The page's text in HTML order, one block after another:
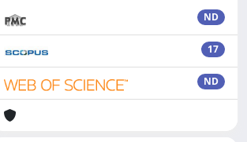
ND
17
ND